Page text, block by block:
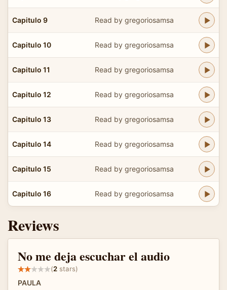
Capitulo 9 Read by gregoriosamsa
Capitulo 10 Read by gregoriosamsa
Capitulo 11 Read by gregoriosamsa
Capitulo 12 Read by gregoriosamsa
Capitulo 13 Read by gregoriosamsa
Capitulo 14 Read by gregoriosamsa
Capitulo 15 Read by gregoriosamsa
Capitulo 16 Read by gregoriosamsa
Reviews
No me deja escuchar el audio
(2 stars)
PAULA